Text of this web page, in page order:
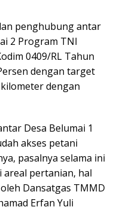
penghubung antar
2 Program TNI
0409/RL Tahun
dengan target
dengan
Desa Belumai 1
akses petani
pasalnya selama ini
pertanian, hal
Dansatgas TMMD
Erfan Yuli